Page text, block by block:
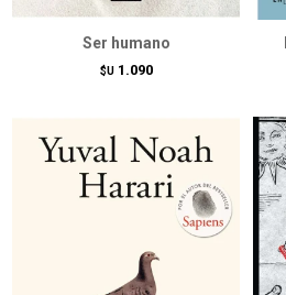
Ser humano
$U 1.090